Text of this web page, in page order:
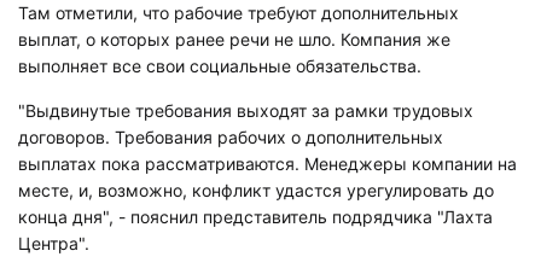
Там отметили, что рабочие требуют дополнительных
выплат, о которых ранее речи не шло. Компания же
выполняет все свои социальные обязательства.
"Выдвинутые требования выходят за рамки трудовых
договоров. Требования рабочих о дополнительных
выплатах пока рассматриваются. Менеджеры компании на
месте, и, возможно, конфликт удастся урегулировать до
конца дня", - пояснил представитель подрядчика "Лахта
Центра".